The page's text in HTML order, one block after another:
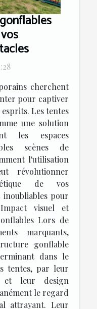
cherchent
pour captiver
Les tentes
une solution
les espaces
scènes de
l'utilisation
révolutionner
de vos
inoubliables pour
visuel et
Lors de
marquants,
gonflable
dans le
tentes, par leur
et leur design
le regard
attrayant. Leur